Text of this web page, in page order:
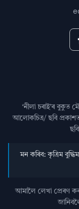
‘নীলা চৰাই’ৰ বুকুত
আলোকচিত্ৰ/ ছবি
মন কৰিব: কৃত্ৰিম
আমালৈ লেখা প্ৰেৰণ